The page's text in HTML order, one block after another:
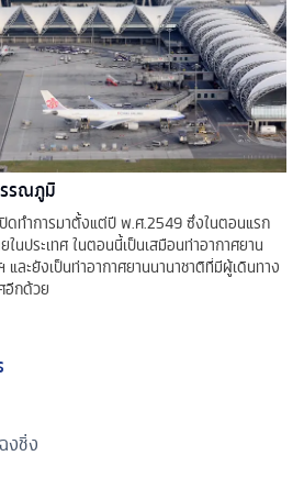
รณภูมิ
ปิดทำการมาตั้งแต่ปี พ.ศ.2549 ซึ่งในตอนแรก
ในประเทศ ในตอนนี้เป็นเสมือนท่าอากาศยาน
และยังเป็นท่าอากาศยานนานาชาติที่มีผู้เดินทาง
อีกด้วย
งชิ่ง